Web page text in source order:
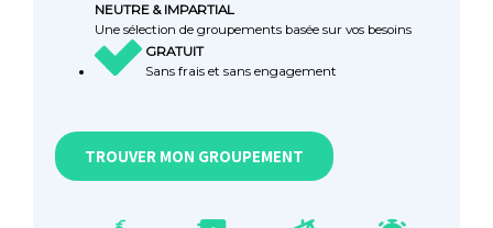
NEUTRE & IMPARTIAL
Une sélection de groupements basée sur vos besoins
GRATUIT
Sans frais et sans engagement
TROUVER MON GROUPEMENT